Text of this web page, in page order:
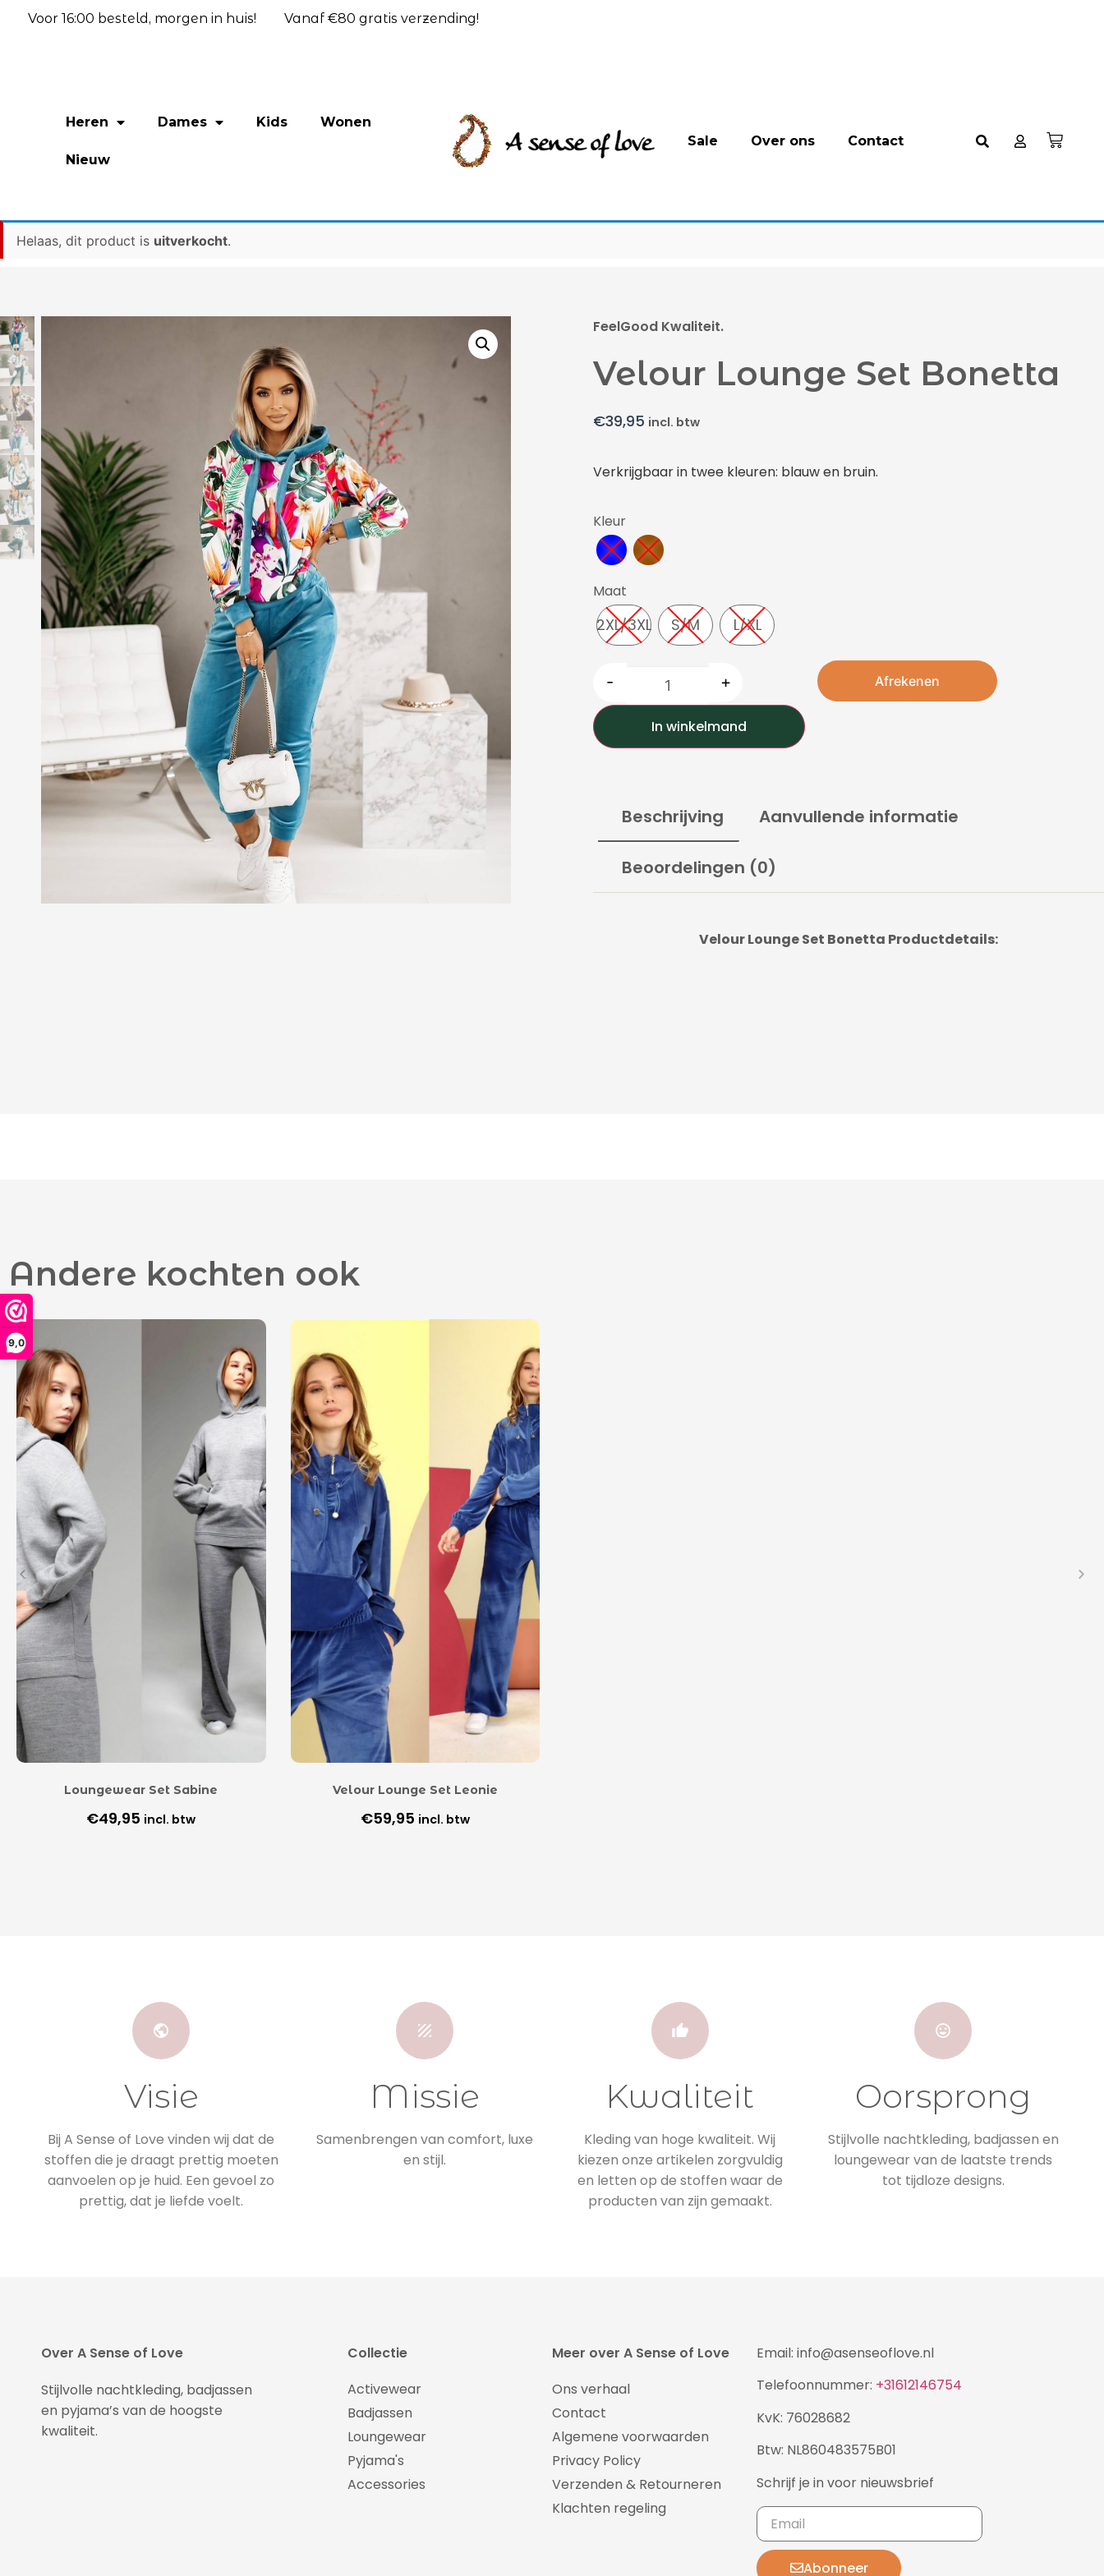
9,0
Voor 16:00 besteld, morgen in huis! Vanaf €80 gratis verzending!
Heren Dames Kids Wonen
Nieuw
Sale Over ons Contact
Helaas, dit product is uitverkocht.
FeelGood Kwaliteit.
Velour Lounge Set Bonetta
€39,95 incl. btw
Verkrijgbaar in twee kleuren: blauw en bruin.
Kleur
Maat
2XL/3XL S/M L/XL
- +
In winkelmand
Afrekenen
Beschrijving Aanvullende informatie
Beoordelingen (0)
Velour Lounge Set Bonetta Productdetails:
Andere kochten ook
Loungewear Set Sabine
€49,95 incl. btw
Velour Lounge Set Leonie
€59,95 incl. btw
Visie
Bij A Sense of Love vinden wij dat de
stoffen die je draagt prettig moeten
aanvoelen op je huid. Een gevoel zo
prettig, dat je liefde voelt.
Missie
Samenbrengen van comfort, luxe
en stijl.
Kwaliteit
Kleding van hoge kwaliteit. Wij
kiezen onze artikelen zorgvuldig
en letten op de stoffen waar de
producten van zijn gemaakt.
Oorsprong
Stijlvolle nachtkleding, badjassen en
loungewear van de laatste trends
tot tijdloze designs.
Over A Sense of Love
Stijlvolle nachtkleding, badjassen
en pyjama’s van de hoogste
kwaliteit.
Collectie
Activewear
Badjassen
Loungewear
Pyjama's
Accessories
Meer over A Sense of Love
Ons verhaal
Contact
Algemene voorwaarden
Privacy Policy
Verzenden & Retourneren
Klachten regeling
Email: info@asenseoflove.nl
Telefoonnummer: +31612146754
KvK: 76028682
Btw: NL860483575B01
Schrijf je in voor nieuwsbrief
Abonneer